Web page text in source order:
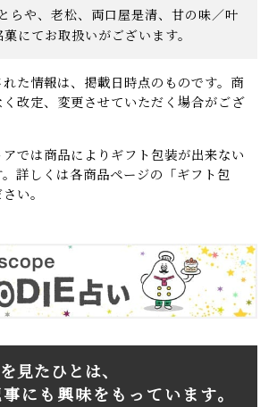
らや、老松、両口屋是清、甘の味／叶
にてお取扱いがございます。
た情報は、掲載日時点のものです。商
改定、変更させていただく場合がござ
では商品によりギフト包装が出来ない
詳しくは各商品ページの「ギフト包
い。
見たひとは、
にも興味をもっています。